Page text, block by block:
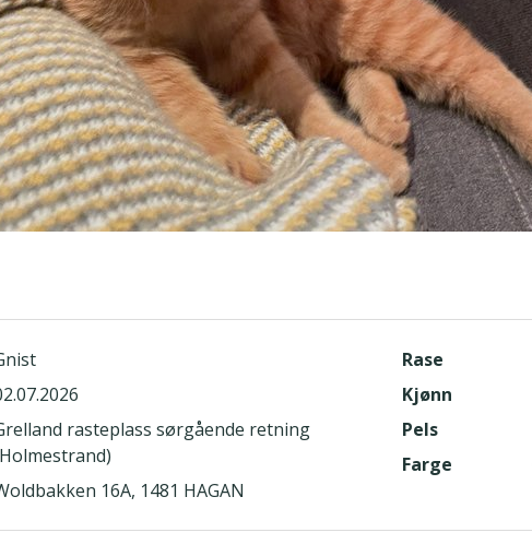
rasteplass sørgående retning
16A, 1481 HAGAN
Rase
Kjønn
Pels
Farge